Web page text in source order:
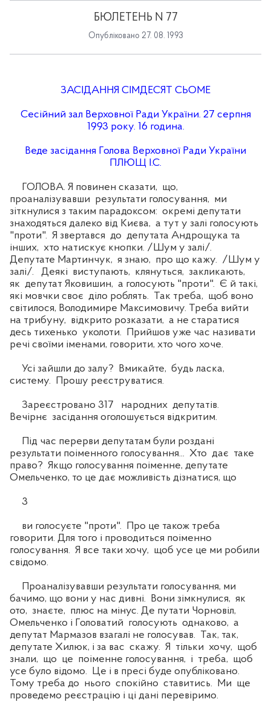
БЮЛЕТЕНЬ N 77
Опубліковано 27. 08. 1993
ЗАСІДАННЯ СІМДЕСЯТ СЬОМЕ
Сесійний зал Верховної Ради України. 27 серпня
1993 року. 16 година.
Веде засідання Голова Верховної Ради України
ПЛЮЩ І.С.
ГОЛОВА. Я повинен сказати, що,
проаналізувавши результати голосування, ми
зіткнулися з таким парадоксом: окремі депутати
знаходяться далеко від Києва, а тут у залі голосують
"проти". Я звертався до депутата Андрощука та
інших, хто натискує кнопки. /Шум у залі/.
Депутате Мартинчук, я знаю, про що кажу. /Шум у
залі/. Деякі виступають, клянуться, закликають,
як депутат Яковишин, а голосують "проти". Є й такі,
які мовчки своє діло роблять. Так треба, щоб воно
світилося, Володимире Максимовичу. Треба вийти
на трибуну, відкрито розказати, а не старатися
десь тихенько уколоти. Прийшов уже час називати
речі своїми іменами, говорити, хто чого хоче.
Усі зайшли до залу? Вмикайте, будь ласка,
систему. Прошу реєструватися.
Зареєстровано 317 народних депутатів.
Вечірнє засідання оголошується відкритим.
Під час перерви депутатам були роздані
результати поіменного голосування... Хто дає таке
право? Якщо голосування поіменне, депутате
Омельченко, то це дає можливість дізнатися, що
3
ви голосуєте "проти". Про це також треба
говорити. Для того і проводиться поіменно
голосування. Я все таки хочу, щоб усе це ми робили
свідомо.
Проаналізувавши результати голосування, ми
бачимо, що вони у нас дивні. Вони зімкнулися, як
ото, знаєте, плюс на мінус. Де путати Чорновіл,
Омельченко і Головатий голосують однаково, а
депутат Мармазов взагалі не голосував. Так, так,
депутате Хилюк, і за вас скажу. Я тільки хочу, щоб
знали, що це поіменне голосування, і треба, щоб
усе було відомо. Це і в пресі буде опубліковано.
Тому треба до нього спокійно ставитись. Ми ще
проведемо реєстрацію і ці дані перевіримо.